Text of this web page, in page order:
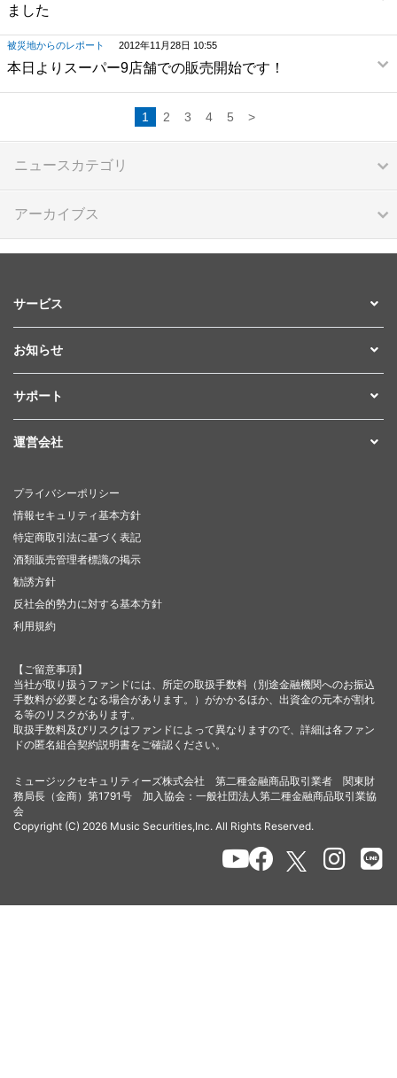
ました
被災地からのレポート 2012年11月28日 10:55
本日よりスーパー9店舗での販売開始です！
1 2 3 4 5 >
ニュースカテゴリ
アーカイブス
サービス
お知らせ
サポート
運営会社
プライバシーポリシー
情報セキュリティ基本方針
特定商取引法に基づく表記
酒類販売管理者標識の掲示
勧誘方針
反社会的勢力に対する基本方針
利用規約
【ご留意事項】
当社が取り扱うファンドには、所定の取扱手数料（別途金融機関へのお振込
手数料が必要となる場合があります。）がかかるほか、出資金の元本が割れ
る等のリスクがあります。
取扱手数料及びリスクはファンドによって異なりますので、詳細は各ファン
ドの匿名組合契約説明書をご確認ください。
ミュージックセキュリティーズ株式会社 第二種金融商品取引業者 関東財
務局長（金商）第1791号 加入協会：一般社団法人第二種金融商品取引業協
会
Copyright (C) 2026 Music Securities,Inc. All Rights Reserved.